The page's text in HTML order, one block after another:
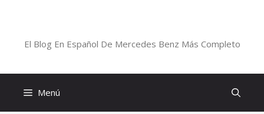
El Blog En Español De Mercedes Benz Más Completo
Menú